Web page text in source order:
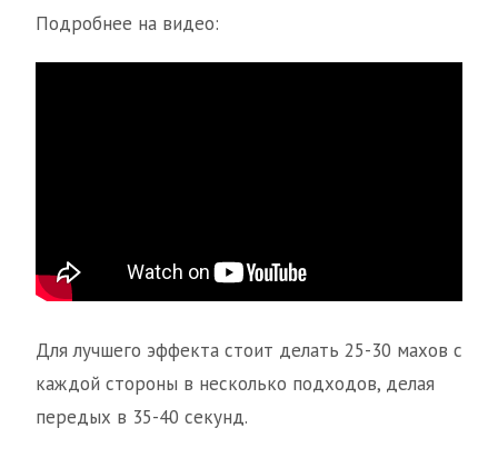
Подробнее на видео:
Для лучшего эффекта стоит делать 25-30 махов с
каждой стороны в несколько подходов, делая
передых в 35-40 секунд.